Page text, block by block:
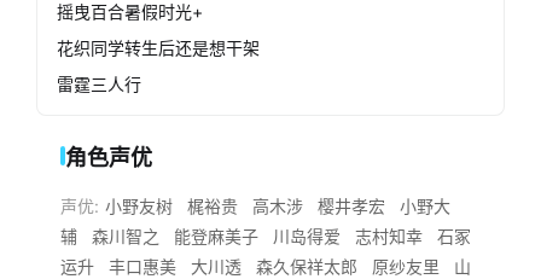
摇曳百合暑假时光+
花织同学转生后还是想干架
雷霆三人行
角色声优
声优: 小野友树 梶裕贵 高木涉 樱井孝宏
小野大
辅
森川智之 能登麻美子 川岛得爱 志村知幸
石冢
运升
丰口惠美 大川透 森久保祥太郎 原纱友里
山